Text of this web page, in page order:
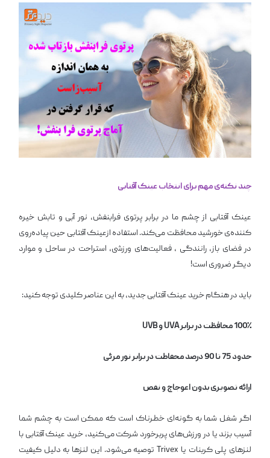
چند نکته‌ی مهم برای انتخاب عینک آفتابی
عینک آفتابی از چشم ما در برابر پرتوی فرابنفش، نور آبی و تابش خیره
کننده‌ی خورشید محافظت می‌کند. استفاده ازعینک آفتابی حین پیاده‌روی
در فضای باز، رانندگی ، فعالیت‌های ورزشی، استراحت در ساحل و موارد
دیگر ضروری است!
باید در هنگام خرید عینک آفتابی جدید، به این عناصر کلیدی توجه کنید:
100٪ محافظت در برابر UVA و UVB
حدود 75 تا 90 درصد محفاظت در برابر نور مرئی
ارائه تصویری بدون اعوجاج و نقص
اگر شغل شما به گونه‌ای خطرناک است که ممکن است به چشم شما
آسیب بزند یا در ورزش‌های پربرخورد شرکت می‌کنید، خرید عینک آفتابی با
لنزهای پلی کربنات یا Trivex توصیه می‌شود. این لنزها به دلیل کیفیت